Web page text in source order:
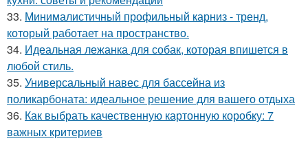
33. Минималистичный профильный карниз - тренд,
который работает на пространство.
34. Идеальная лежанка для собак, которая впишется в
любой стиль.
35. Универсальный навес для бассейна из
поликарбоната: идеальное решение для вашего отдыха
36. Как выбрать качественную картонную коробку: 7
важных критериев